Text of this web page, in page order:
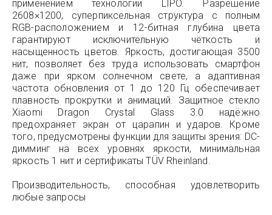
применением технологии LIPO. Разрешение
2608×1200, суперпиксельная структура с полным
RGB-расположением и 12-битная глубина цвета
гарантируют исключительную чёткость и
насыщенность цветов. Яркость, достигающая 3500
нит, позволяет без труда использовать смартфон
даже при ярком солнечном свете, а адаптивная
частота обновления от 1 до 120 Гц обеспечивает
плавность прокрутки и анимаций. Защитное стекло
Xiaomi Dragon Crystal Glass 3.0 надёжно
предохраняет экран от царапин и ударов. Кроме
того, предусмотрены функции для защиты зрения: DC-
димминг на всех уровнях яркости, минимальная
яркость 1 нит и сертификаты TÜV Rheinland.
Производительность, способная удовлетворить
любые запросы